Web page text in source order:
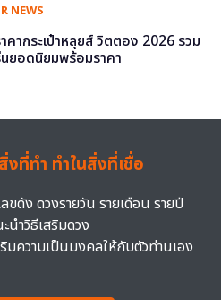
NEWS
คากระเป๋าหลุยส์ วิตตอง 2026 รวม
ยอดนิยมพร้อมราคา
งที่ทำ ทำในสิ่งที่เชื่อ
ขดัง ดวงรายวัน รายเดือน รายปี
นำวิธีเสริมดวง
มความเป็นมงคลให้กับตัวท่านเอง